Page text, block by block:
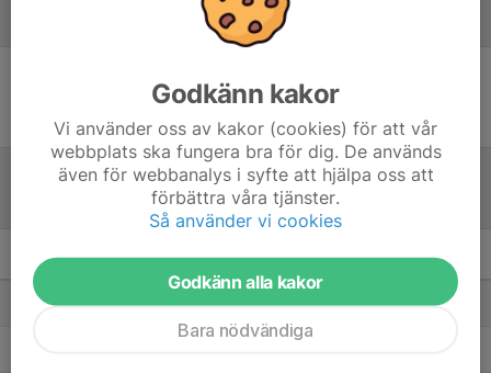
Inget referat skrivet
Herrar Utveckling HÖG M +/-
1. Tväråselets AIF 16 96
Godkänn kakor
Vi använder oss av kakor (cookies) för att vår
webbplats ska fungera bra för dig. De används
även för webbanalys i syfte att hjälpa oss att
förbättra våra tjänster.
Så använder vi cookies
Godkänn alla kakor
Bara nödvändiga